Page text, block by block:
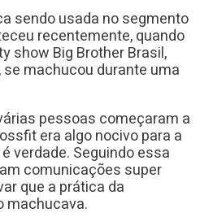
sendo usada no segmento
recentemente, quando
show Big Brother Brasil,
machucou durante uma
pessoas começaram a
era algo nocivo para a
verdade. Seguindo essa
comunicações super
que a prática da
machucava.